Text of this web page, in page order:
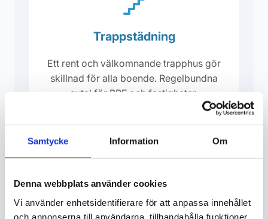
Samtycke Information Om
Denna webbplats använder cookies
Vi använder enhetsidentifierare för att anpassa innehållet
och annonserna till användarna, tillhandahålla funktioner
Trappstädning
Ett rent och välkomnande trapphus gör
skillnad för alla boende. Regelbundna
avtal för BRF och fastigheter.